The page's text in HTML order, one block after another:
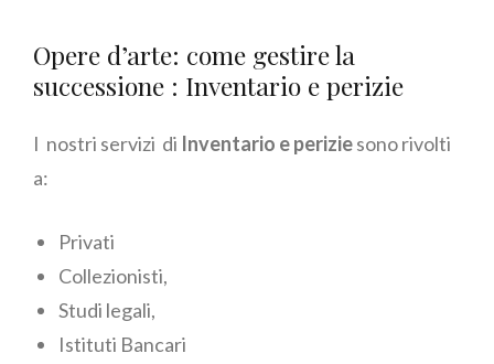
Opere d’arte: come gestire la
successione : Inventario e perizie
I nostri servizi di Inventario e periziesono rivolti
a:
Privati
Collezionisti,
Studi legali,
Istituti Bancari